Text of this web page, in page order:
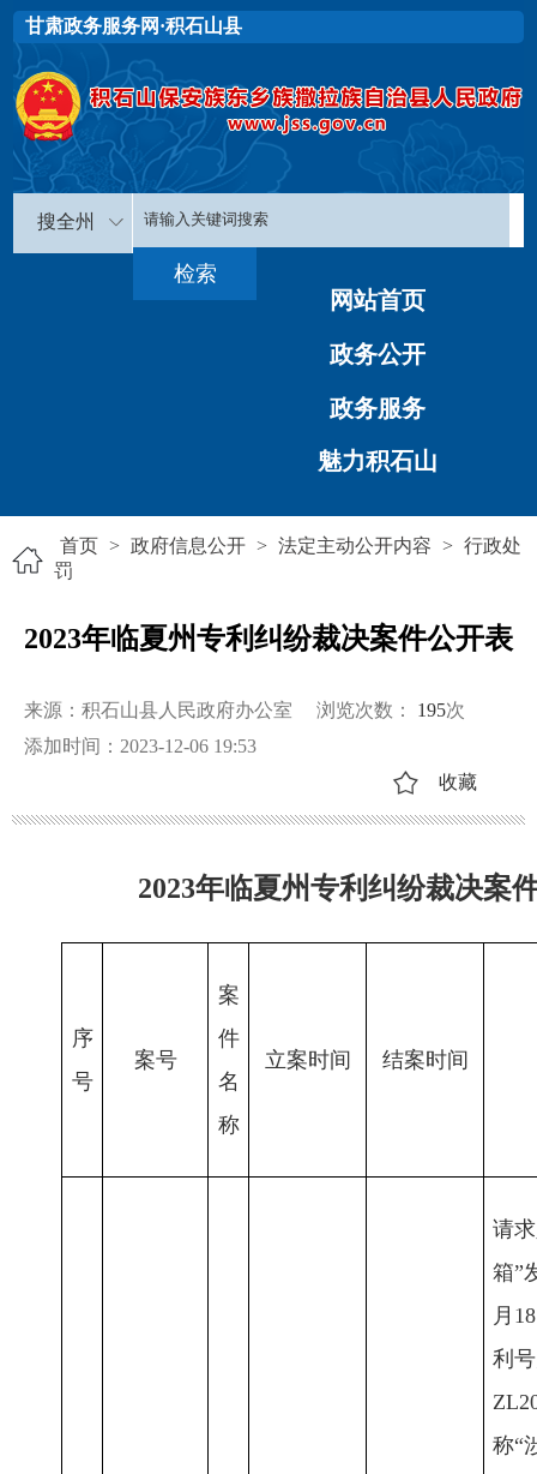
甘肃政务服务网·积石山县
搜全州
网站首页
政务公开
政务服务
魅力积石山
首页 > 政府信息公开 > 法定主动公开内容 > 行政处
罚
2023年临夏州专利纠纷裁决案件公开表
来源：积石山县人民政府办公室 浏览次数： 195次
添加时间：2023-12-06 19:53
收藏
2023年临夏州专利纠纷裁决案
序
号
案号
案
件
名
称
立案时间 结案时间
请
箱”
月
利
称“